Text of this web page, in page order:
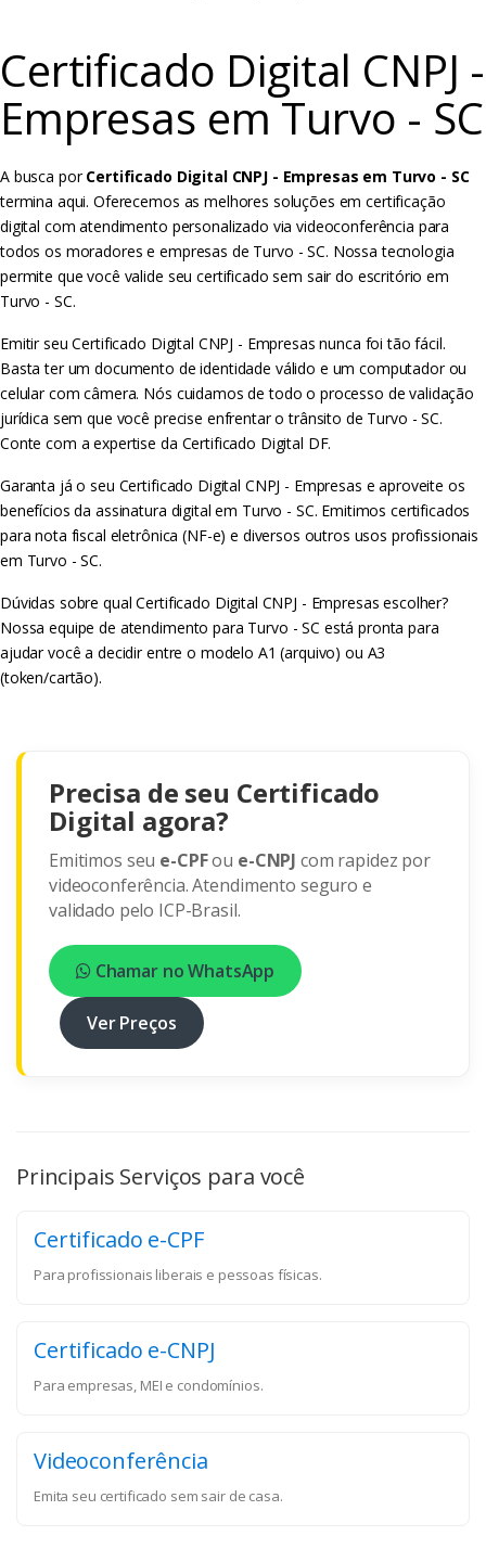
Certificado Digital CNPJ -
Empresas em Turvo - SC
A busca porCertificado Digital CNPJ - Empresas em Turvo - SC
termina aqui. Oferecemos as melhores soluções em certificação
digital com atendimento personalizado via videoconferência para
todos os moradores e empresas de Turvo - SC. Nossa tecnologia
permite que você valide seu certificado sem sair do escritório em
Turvo - SC.
Emitir seu Certificado Digital CNPJ - Empresas nunca foi tão fácil.
Basta ter um documento de identidade válido e um computador ou
celular com câmera. Nós cuidamos de todo o processo de validação
jurídica sem que você precise enfrentar o trânsito de Turvo - SC.
Conte com a expertise da Certificado Digital DF.
Garanta já o seu Certificado Digital CNPJ - Empresas e aproveite os
benefícios da assinatura digital em Turvo - SC. Emitimos certificados
para nota fiscal eletrônica (NF-e) e diversos outros usos profissionais
em Turvo - SC.
Dúvidas sobre qual Certificado Digital CNPJ - Empresas escolher?
Nossa equipe de atendimento para Turvo - SC está pronta para
ajudar você a decidir entre o modelo A1 (arquivo) ou A3
(token/cartão).
Precisa de seu Certificado
Digital agora?
Emitimos seu e-CPFou e-CNPJ com rapidez por
videoconferência. Atendimento seguro e
validado pelo ICP-Brasil.
Chamar no WhatsApp
Ver Preços
Principais Serviços para você
Certificado e-CPF
Para profissionais liberais e pessoas físicas.
Certificado e-CNPJ
Para empresas, MEI e condomínios.
Videoconferência
Emita seu certificado sem sair de casa.